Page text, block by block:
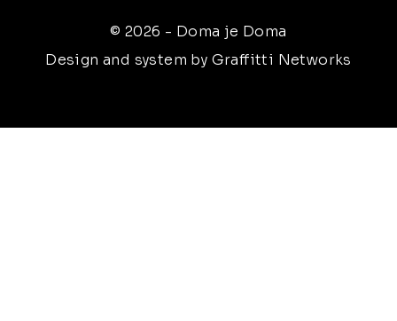
© 2026 - Doma je Doma
Design and system by Graffitti Networks